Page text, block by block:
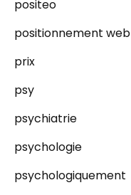
positeo
positionnement web
prix
psy
psychiatrie
psychologie
psychologiquement